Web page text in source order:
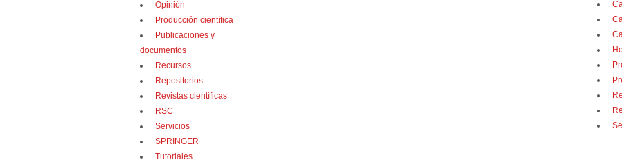
Opinión
Producción científica
Publicaciones y
documentos
Recursos
Repositorios
Revistas científicas
RSC
Servicios
SPRINGER
Tutoriales